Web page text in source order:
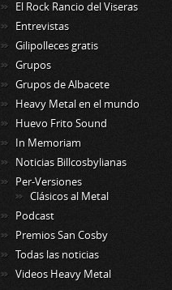
El Rock Rancio del Viseras
Entrevistas
Gilipolleces gratis
Grupos
Grupos de Albacete
Heavy Metal en el mundo
Huevo Frito Sound
In Memoriam
Noticias Billcosbylianas
Per-Versiones
Clásicos al Metal
Podcast
Premios San Cosby
Todas las noticias
Videos Heavy Metal